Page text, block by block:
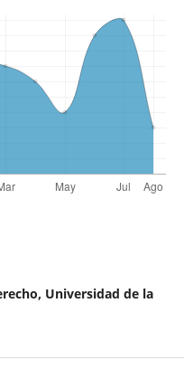
Universidad de la